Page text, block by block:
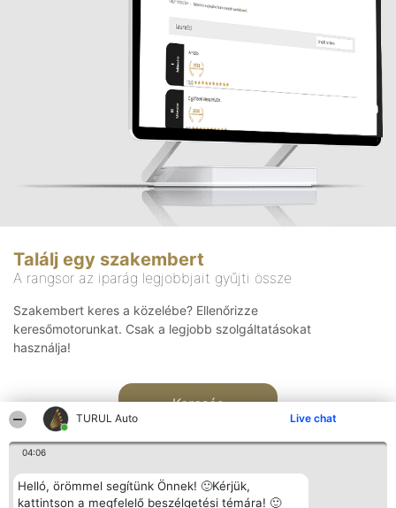
TURUL Auto Live chat
04:06
Helló, örömmel segítünk Önnek! 🙂Kérjük,
kattintson a megfelelő beszélgetési témára! 🙂
Találj egy szakembert
A rangsor az iparág legjobbjait gyűjti össze
Szakembert keres a közelébe? Ellenőrizze
keresőmotorunkat. Csak a legjobb szolgáltatásokat
használja!
Keresés